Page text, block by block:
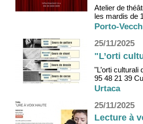
Atelier de
les mardis de
Porto-
25/11/2025
"L’orti
"L’orti
95 48 21 39
Urtaca
25/11/2025
Lecture à